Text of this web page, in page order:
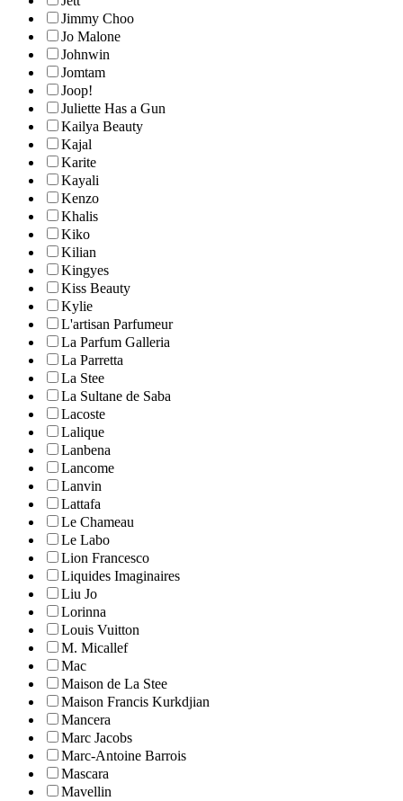
Jimmy Choo
Jo Malone
Johnwin
Jomtam
Joop!
Juliette Has a Gun
Kailya Beauty
Kajal
Karite
Kayali
Kenzo
Khalis
Kiko
Kilian
Kingyes
Kiss Beauty
Kylie
L'artisan Parfumeur
La Parfum Galleria
La Parretta
La Stee
La Sultane de Saba
Lacoste
Lalique
Lanbena
Lancome
Lanvin
Lattafa
Le Chameau
Le Labo
Lion Francesco
Liquides Imaginaires
Liu Jo
Lorinna
Louis Vuitton
M. Micallef
Mac
Maison de La Stee
Maison Francis Kurkdjian
Mancera
Marc Jacobs
Marc-Antoine Barrois
Mascara
Mavellin